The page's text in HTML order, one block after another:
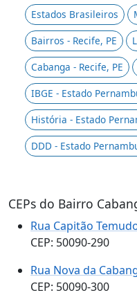
Estados Brasileiros
Bairros - Recife, PE
Cabanga - Recife, PE
IBGE - Estado
História - Estado
DDD - Estado
CEPs do Bairro
Rua Capitão
CEP: 50090-290
Rua Nova da
CEP: 50090-300